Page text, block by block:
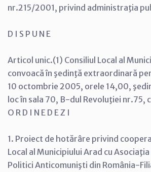
nr.215/2001, privind administraţia
D I S P U N E
Articol unic.(1) Consiliul Local al
convoacă în şedinţă extraordinară
10 octombrie 2005, orele 14,00,
loc în sala 70, B-dul Revoluţiei nr.75,
O R D I N E D E Z I
1. Proiect de hotărâre privind
Local al Municipiului Arad cu
Politici Anticomunişti din România-